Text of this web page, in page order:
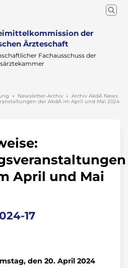
der
Ärzteschaft
Fachausschuss der
Newsletter-Archiv
Archiv AkdÄ News
der AkdÄ im April und Mai 2024
April und Mai
17
den 20. April 2024